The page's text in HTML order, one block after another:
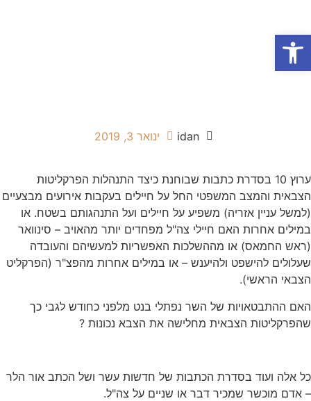
idan ינואר 3, 2019
ערוץ 10 בסדרת כתבות שבוחנת כיצד התנהלות הפרקליטות
הצבאית והמצב המשפטי החל על חיילים בעקבות אירועים מבצעיים
(למשל עניין אזריה) משפיע על חיילים ועל התנהגותם בשטח. או
במילים אחרות האם חיילי צה"ל מפחדים יותר מהאויב – סינוואר
(ראש החמאס) או מההשלכות האפשריות למעשיהם והעובדה
שעלולים להישפט ולהיענש – או במילים אחרות מהפצ"ר (הפרקליט
הצבאי הראשי).
האם ההתבטאויות של השר נפתלי בנט מלפני כחודש לגבי כך
שהפרקליטות הצבאית מחלישה את הצבא נכונות ?
כל אלה ועוד בסדרת הכתבות של חדשות עשר ושל הכתב אור הלר
– אדם מוכשר שמכיר דבר או שניים על צה"ל.
פתח סרגל נגישות